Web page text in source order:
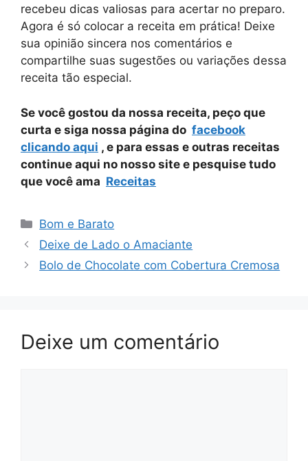
recebeu dicas valiosas para acertar no preparo.
Agora é só colocar a receita em prática! Deixe
sua opinião sincera nos comentários e
compartilhe suas sugestões ou variações dessa
receita tão especial.
Se você gostou da nossa receita, peço que
curta e siga nossa página do facebook
clicando aqui , e para essas e outras receitas
continue aqui no nosso site e pesquise tudo
que você ama Receitas
Categorias
Bom e Barato
Deixe de Lado o Amaciante
Bolo de Chocolate com Cobertura Cremosa
Deixe um comentário